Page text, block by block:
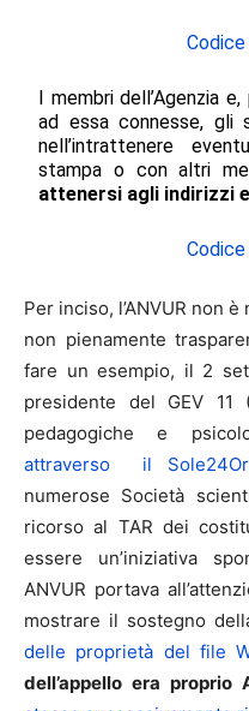
Codice
I membri dell’Agenzia
ad essa connesse, gli
nell’intrattenere
stampa o con altri
attenersi agli indirizzi
Codice
Per inciso, l’ANVUR non
non pienamente
fare un esempio, il 2
presidente del GEV 11
pedagogiche e
attraverso il
numerose Società
ricorso al TAR dei
essere un’iniziativa
ANVUR portava
mostrare il sostegno
delle proprietà del file
dell’appello era proprio